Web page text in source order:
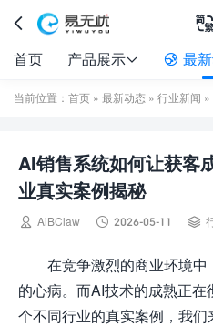

首页 产品展示  最
当前位置： 首页 » 最新动态 » 行业新闻 »
AI销售系统如何让获客
业真实案例揭秘
 AiBClaw  2026-05-11 
在竞争激烈的商业环境
的心病。而AI技术的成熟正
个不同行业的真实案例，我